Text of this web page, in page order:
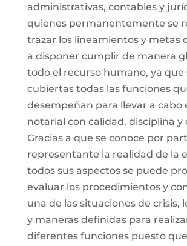
administrativas, contables y
quienes permanentemente se
trazar los lineamientos y metas
a disponer cumplir de manera
todo el recurso humano, ya que
cubiertas todas las funciones
desempeñan para llevar a cabo
notarial con calidad, disciplina y
Gracias a que se conoce por
representante la realidad de la
todos sus aspectos se puede
evaluar los procedimientos y
una de las situaciones de crisis,
y maneras definidas para
diferentes funciones puesto